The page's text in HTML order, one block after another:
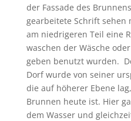
der Fassade des
gearbeitete Schrift sehen
am niedrigeren Teil eine
waschen der Wäsche
geben benutzt wurden.
Dorf wurde von seiner
die auf höherer Ebene
Brunnen heute ist. Hier
dem Wasser und